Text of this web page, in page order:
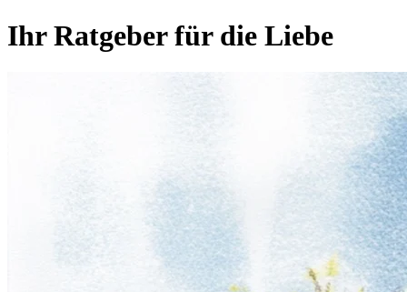
Ihr Ratgeber für die Liebe